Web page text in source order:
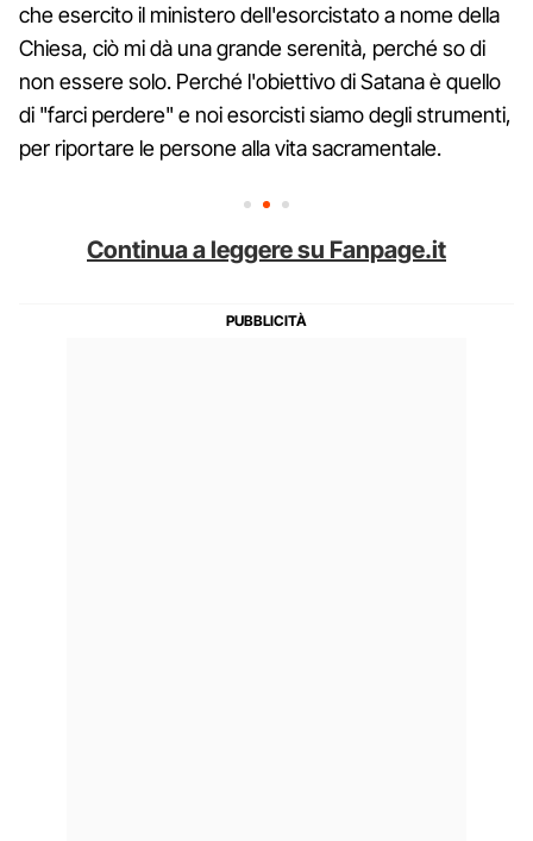
che esercito il ministero dell'esorcistato a nome della
Chiesa, ciò mi dà una grande serenità, perché so di
non essere solo. Perché l'obiettivo di Satana è quello
di "farci perdere" e noi esorcisti siamo degli strumenti,
per riportare le persone alla vita sacramentale.
Continua a leggere su Fanpage.it